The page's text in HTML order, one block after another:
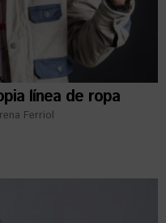
línea de ropa
Ferriol